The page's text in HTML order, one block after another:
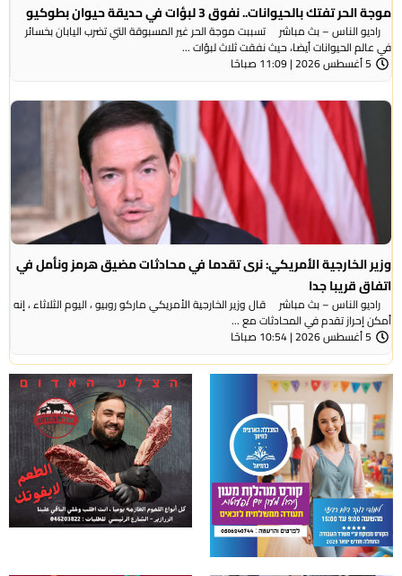
موجة الحر تفتك بالحيوانات.. نفوق 3 لبؤات في حديقة حيوان بطوكيو
راديو الناس – بث مباشر تسببت موجة الحر غير المسبوقة التي تضرب اليابان بخسائر
في عالم الحيوانات أيضا، حيث نفقت ثلاث لبؤات ...
5 أغسطس 2026 | 11:09 صباحًا
وزير الخارجية الأمريكي: نرى تقدما في محادثات مضيق هرمز ونأمل في
اتفاق قريبا جدا
راديو الناس – بث مباشر قال وزير الخارجية الأمريكي ماركو روبيو ، اليوم الثلاثاء ، إنه
أمكن إحراز تقدم في المحادثات مع ...
5 أغسطس 2026 | 10:54 صباحًا